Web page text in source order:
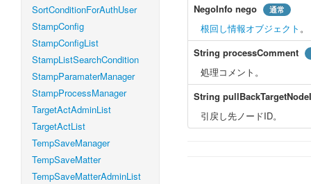
SortConditionForAuthUser
StampConfig
StampConfigList
StampListSearchCondition
StampParamaterManager
StampProcessManager
TargetActAdminList
TargetActList
TempSaveManager
TempSaveMatter
TempSaveMatterAdminList
NegoInfo nego 通常
根回し情報オブジェクト 。
String processComment
処理コメント。
String
引戻し先ノードID。